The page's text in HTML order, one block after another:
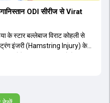
ODI सीरीज से Virat
के स्टार बल्लेबाज विराट कोहली से
इंजरी (Hamstring Injury) के
होने वाली आगामी तीन मैचों की
अफगानिस्तान के बीच इस वनडे सीरीज
वाले विराट कोहली का इस सीरीज से